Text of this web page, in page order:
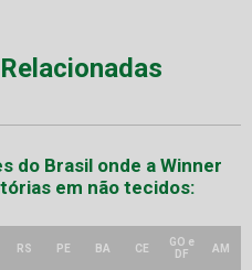
do Brasil onde a Winner
em não tecidos:
RS PE BA CE
GO e
DF
AM